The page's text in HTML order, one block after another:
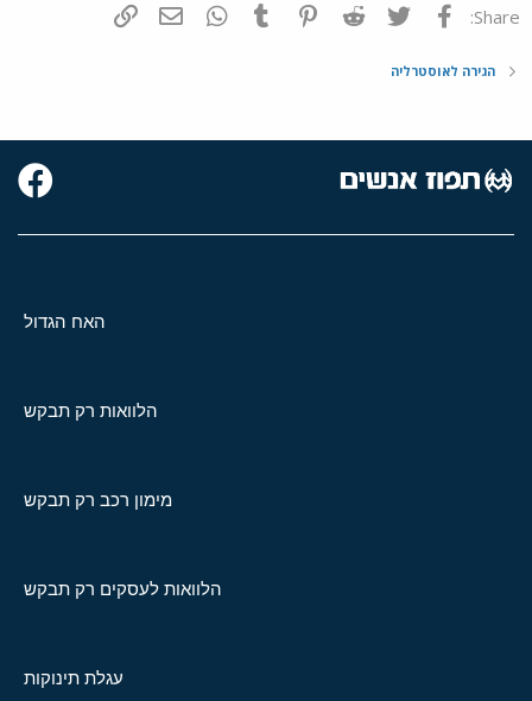
Share: פייסבוק Twitter
Reddit
Pinterest
Tumblr
WhatsAppדואר אלקטרוני
הגירה לאוסטרליה
האח הגדול
הלוואות רק תבקש
מימון רכב רק תבקש
הלוואות לעסקים רק תבקש
עגלת תינוקות